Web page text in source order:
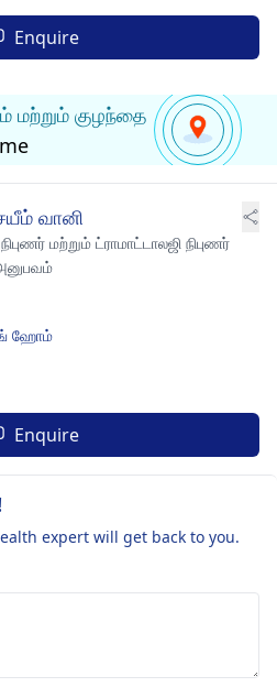
Enquire
மற்றும் குழந்தை
வானி
மற்றும் ட்ராமாட்டாலஜி நிபுணர்
ஹோம்
Enquire
expert will get back to you.